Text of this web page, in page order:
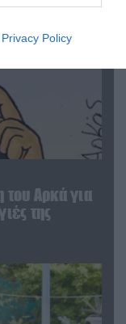
Privacy Policy
του Αρκά για
της